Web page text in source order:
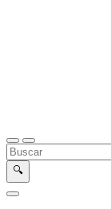
Buscar en la web
Buscar
🔍